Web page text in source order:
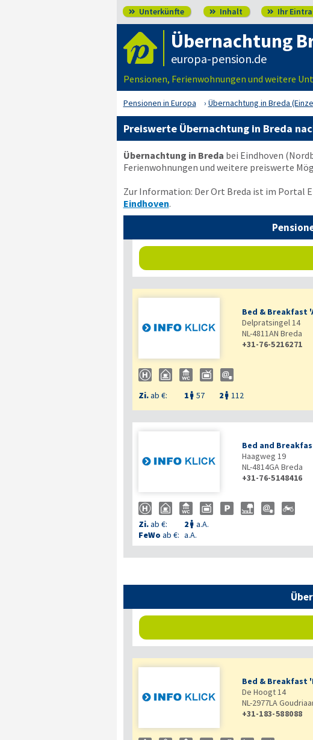
 Unterkünfte  Inhalt  Ihr
Übernachtung
europa-pension.de
Pensionen, Ferienwohnungen und weitere
Pensionen in Europa Übernachtung in Breda
Preiswerte Übernachtung in Breda
Übernachtung in Breda bei Eindhoven
Ferienwohnungen und weitere preiswerte
Zur Information: Der Ort Breda ist im Portal
Eindhoven.
Bed & Breakfast
Delpratsingel 14
NL-4811AN Breda
+31-76-5216271
Zi.ab €: 1  57 2  112
Bed and
Haagweg 19
NL-4814GABreda
+31-76-5148416
Zi.ab €: 2  a.A.
FeWo ab €: a.A.
Bed & Breakfast
De Hoogt 14
NL-2977LA
+31-183-588088